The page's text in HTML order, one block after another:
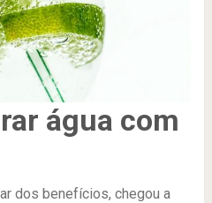
água com
dos benefícios, chegou a